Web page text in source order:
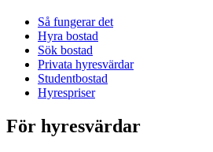
Så fungerar det
Hyra bostad
Sök bostad
Privata hyresvärdar
Studentbostad
Hyrespriser
För hyresvärdar